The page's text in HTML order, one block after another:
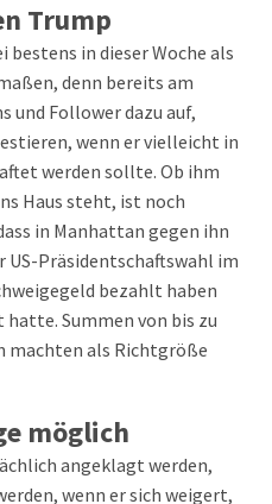
Trump
in dieser Woche als
denn bereits am
und Follower dazu auf,
wenn er vielleicht in
werden sollte. Ob ihm
Haus steht, ist noch
in Manhattan gegen ihn
Präsidentschaftswahl im
bezahlt haben
Summen von bis zu
machten als Richtgröße
möglich
angeklagt werden,
wenn er sich weigert,